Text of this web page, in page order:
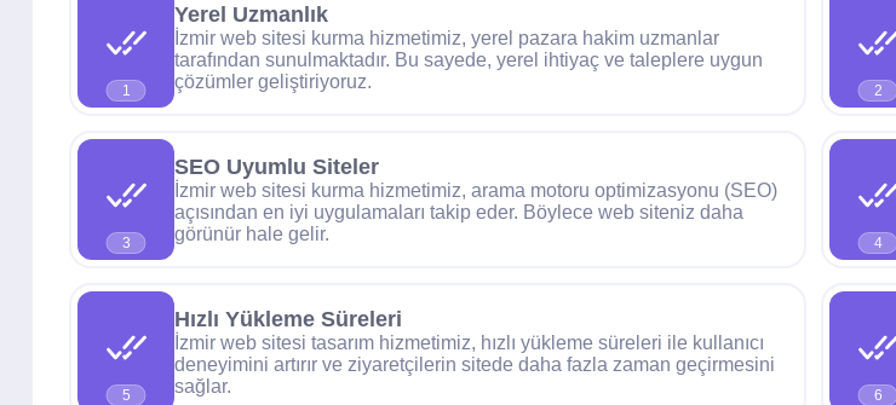
1
Yerel Uzmanlık
İzmir web sitesi kurma hizmetimiz, yerel pazara hakim uzmanlar
tarafından sunulmaktadır. Bu sayede, yerel ihtiyaç ve taleplere uygun
çözümler geliştiriyoruz.
2
3
SEO Uyumlu Siteler
İzmir web sitesi kurma hizmetimiz, arama motoru optimizasyonu (SEO)
açısından en iyi uygulamaları takip eder. Böylece web siteniz daha
görünür hale gelir.
4
5
Hızlı Yükleme Süreleri
İzmir web sitesi tasarım hizmetimiz, hızlı yükleme süreleri ile kullanıcı
deneyimini artırır ve ziyaretçilerin sitede daha fazla zaman geçirmesini
sağlar.
6